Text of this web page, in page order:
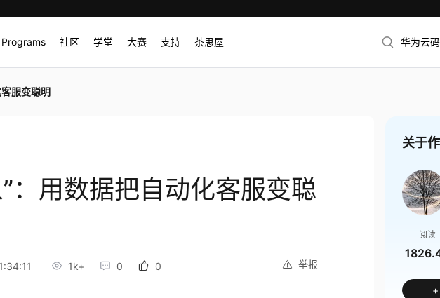
Programs 社区 学堂 大赛 支持 茶思屋 华为云
服变聪明
：用数据把自动化客服变聪
举报
1k+ 0 0
关于
阅读